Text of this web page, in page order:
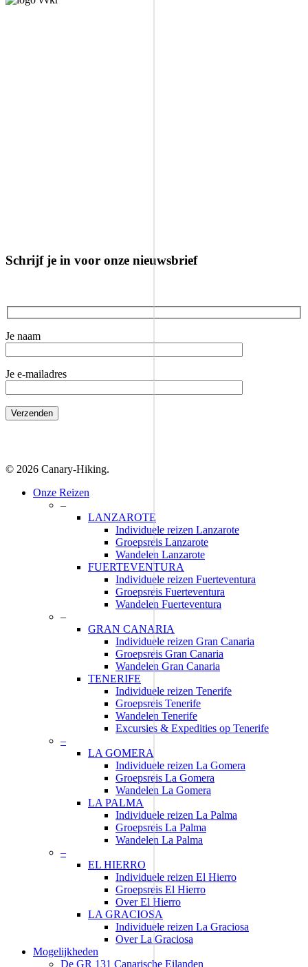
Schrijf je in voor onze nieuwsbrief
Je naam
Je e-mailadres
© 2026 Canary-Hiking.
Close
Onze Reizen
–
LANZAROTE
Individuele reizen Lanzarote
Groepsreis Lanzarote
Wandelen Lanzarote
FUERTEVENTURA
Individuele reizen Fuerteventura
Groepsreis Fuerteventura
Wandelen Fuerteventura
–
GRAN CANARIA
Individuele reizen Gran Canaria
Groepsreis Gran Canaria
Wandelen Gran Canaria
TENERIFE
Individuele reizen Tenerife
Groepsreis Tenerife
Wandelen Tenerife
Excursies & Expedities op Tenerife
–
LA GOMERA
Individuele reizen La Gomera
Groepsreis La Gomera
Wandelen La Gomera
LA PALMA
Individuele reizen La Palma
Groepsreis La Palma
Wandelen La Palma
–
EL HIERRO
Individuele reizen El Hierro
Groepsreis El Hierro
Over El Hierro
LA GRACIOSA
Individuele reizen La Graciosa
Over La Graciosa
Mogelijkheden
De GR 131 Canarische Eilanden